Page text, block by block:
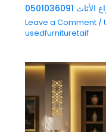
0501036091
Leave a Comment /
usedfurnituretaif